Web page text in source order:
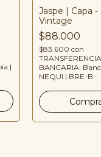
|
Jaspe | Capa -
Vintage
$88.000
$83.600con
TRANSFERENCIA
BANCARIA:
NEQUI | BRE-B